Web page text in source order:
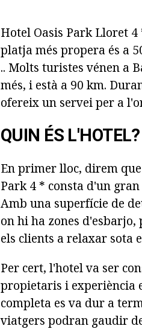
Hotel Oasis Park Lloret
platja més propera és a
.. Molts turistes vénen a
més, i està a 90 km.
ofereix un servei per a
QUIN ÉS
En primer lloc, direm
Park 4 * consta d'un
Amb una superfície de
on hi ha zones
els clients a relaxar sota
Per cert, l'hotel va ser
propietaris i experiència
completa es va dur a
viatgers podran gaudir